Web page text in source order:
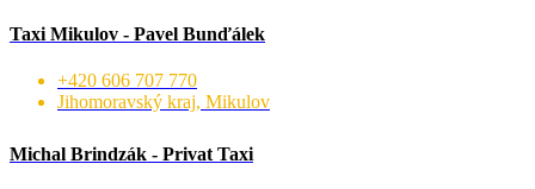
Taxi Mikulov - Pavel Bunďálek
+420 606 707 770
Jihomoravský kraj, Mikulov
Michal Brindzák - Privat Taxi